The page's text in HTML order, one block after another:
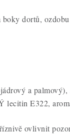
boky dortů,
a
lecitin E322,
ovlivnit